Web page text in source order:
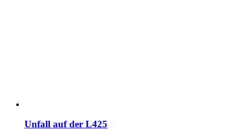
Unfall auf der L425